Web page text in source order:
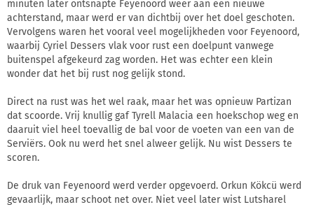
minuten later ontsnapte Feyenoord weer aan een nieuwe
achterstand, maar werd er van dichtbij over het doel geschoten.
Vervolgens waren het vooral veel mogelijkheden voor Feyenoord,
waarbij Cyriel Dessers vlak voor rust een doelpunt vanwege
buitenspel afgekeurd zag worden. Het was echter een klein
wonder dat het bij rust nog gelijk stond.
Direct na rust was het wel raak, maar het was opnieuw Partizan
dat scoorde. Vrij knullig gaf Tyrell Malacia een hoekschop weg en
daaruit viel heel toevallig de bal voor de voeten van een van de
Serviërs. Ook nu werd het snel alweer gelijk. Nu wist Dessers te
scoren.
De druk van Feyenoord werd verder opgevoerd. Orkun Kökcü werd
gevaarlijk, maar schoot net over. Niet veel later wist Lutsharel